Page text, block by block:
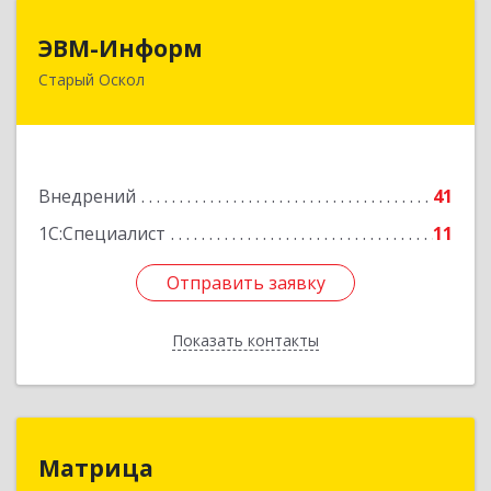
ЭВМ-Информ
Старый Оскол
Внедрений
41
1С:Специалист
11
Отправить заявку
Показать контакты
309502, Белгородская обл, Старый Оскол г,
Отправить заявку
Назад
Матрица